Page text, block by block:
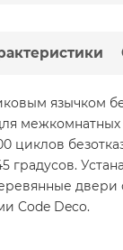
язычком
циклов
градусов.
двери
Code Deco.